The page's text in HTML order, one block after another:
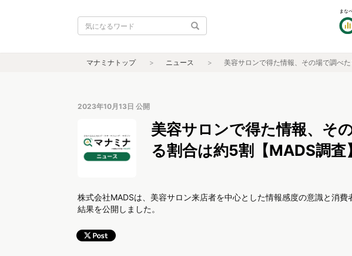
マナミナトップ ニュース 美容サロンで得た情報、その場で調べ
2023年10月13日 公開
美容サロンで得た情報、そ
る割合は約5割【MADS調査】
株式会社MADSは、美容サロン来店者を中心とした情報感度の意識と消
結果を公開しました。